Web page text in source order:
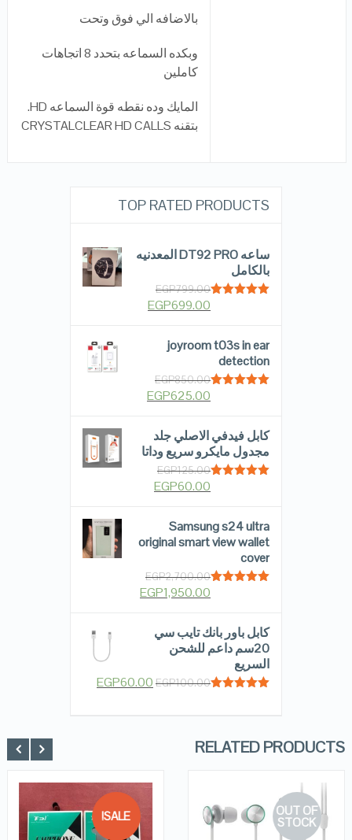
بالاضافه الي فوق وتحت
وبكده السماعه بتحدد 8 اتجاهات
كاملين
المايك وده نقطه قوة السماعه HD.
بتقنه CRYSTALCLEAR HD CALLS
TOP RATED PRODUCTS
ساعه DT92 PRO المعدنيه
بالكامل
EGP799.00
EGP699.00
joyroom t03s in ear
detection
EGP850.00
EGP625.00
كابل فيدفي الاصلي جلد
مجدول مايكرو سريع وداتا
EGP125.00
EGP60.00
Samsung s24 ultra
original smart view wallet
cover
EGP2,700.00
EGP1,950.00
كابل باور بانك تايب سي
20سم داعم للشحن
السريع
EGP100.00
EGP60.00
RELATED PRODUCTS
OUT OF
STOCK
SALE!